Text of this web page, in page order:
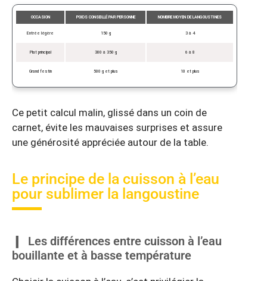
OCCASION POIDS CONSEILLÉ PAR PERSONNE NOMBRE MOYEN DE LANGOUSTINES
Entrée légère 150 g 3 à 4
Plat principal 300 à 350 g 6 à 8
Grand festin 500 g et plus 10 et plus
Ce petit calcul malin, glissé dans un coin de
carnet, évite les mauvaises surprises et assure
une générosité appréciée autour de la table.
Le principe de la cuisson à l’eau
pour sublimer la langoustine
Les différences entre cuisson à l’eau
bouillante et à basse température